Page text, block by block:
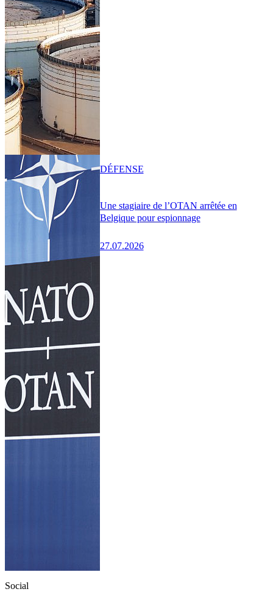
Une stagiaire de l’OTAN arrêtée en
Belgique pour espionnage
27.07.2026
DÉFENSE
Social